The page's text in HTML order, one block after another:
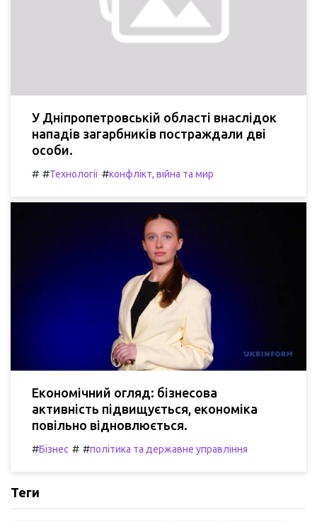
У Дніпропетровській області внаслідок
нападів загарбників постраждали дві
особи.
# #Технології #конфлікт, війна та мир
Економічний огляд: бізнесова
активність підвищується, економіка
повільно відновлюється.
#Бізнес # #політика та державне управління
Теги